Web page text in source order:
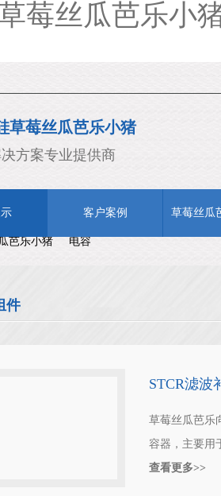
莓丝瓜芭乐小
草莓丝瓜芭乐小猪
方案专业提供商
客户案例 草莓丝瓜
芭乐小猪 电容
件
STCR滤波
草莓丝瓜芭乐
容器，主要
气体(N2)填充
查看更多>>